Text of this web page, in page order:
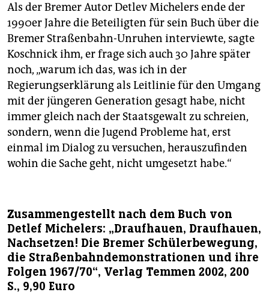
Als der Bremer Autor Detlev Michelers ende der
1990er Jahre die Beteiligten für sein Buch über die
Bremer Straßenbahn-Unruhen interviewte, sagte
Koschnick ihm, er frage sich auch 30 Jahre später
noch, „warum ich das, was ich in der
Regierungserklärung als Leitlinie für den Umgang
mit der jüngeren Generation gesagt habe, nicht
immer gleich nach der Staatsgewalt zu schreien,
sondern, wenn die Jugend Probleme hat, erst
einmal im Dialog zu versuchen, herauszufinden
wohin die Sache geht, nicht umgesetzt habe.“
Zusammengestellt nach dem Buch von
Detlef Michelers: „Draufhauen, Draufhauen,
Nachsetzen! Die Bremer Schülerbewegung,
die Straßenbahndemonstrationen und ihre
Folgen 1967/70“, Verlag Temmen 2002, 200
S., 9,90 Euro